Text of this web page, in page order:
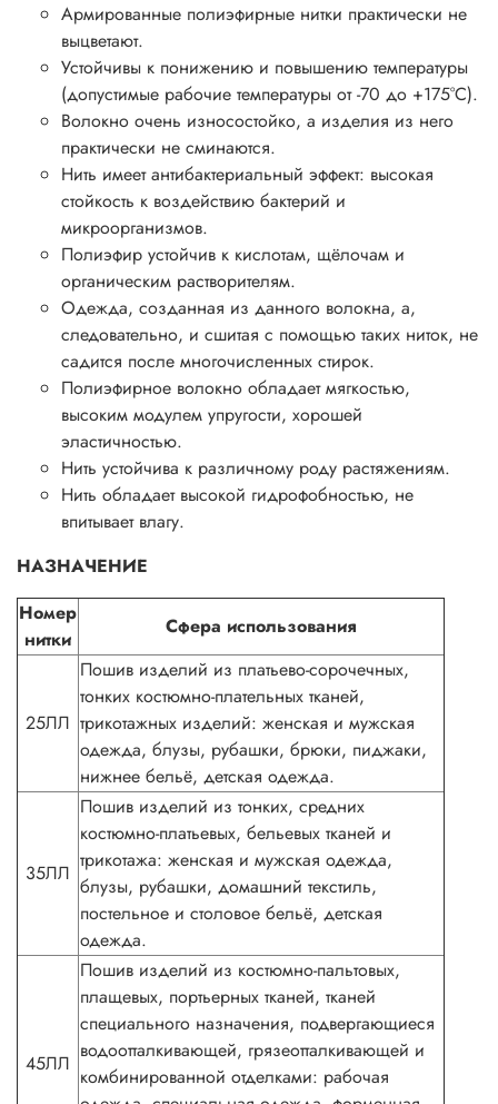
Армированные полиэфирные нитки практически не
выцветают.
Устойчивы к понижению и повышению температуры
(допустимые рабочие температуры от -70 до +175°С).
Волокно очень износостойко, а изделия из него
практически не сминаются.
Нить имеет антибактериальный эффект: высокая
стойкость к воздействию бактерий и
микроорганизмов.
Полиэфир устойчив к кислотам, щёлочам и
органическим растворителям.
Одежда, созданная из данного волокна, а,
следовательно, и сшитая с помощью таких ниток, не
садится после многочисленных стирок.
Полиэфирное волокно обладает мягкостью,
высоким модулем упругости, хорошей
эластичностью.
Нить устойчива к различному роду растяжениям.
Нить обладает высокой гидрофобностью, не
впитывает влагу.
НАЗНАЧЕНИЕ
Номер
нитки
Сфера использования
25ЛЛ
Пошив изделий из платьево-сорочечных,
тонких костюмно-плательных тканей,
трикотажных изделий: женская и мужская
одежда, блузы, рубашки, брюки, пиджаки,
нижнее бельё, детская одежда.
35ЛЛ
Пошив изделий из тонких, средних
костюмно-платьевых, бельевых тканей и
трикотажа: женская и мужская одежда,
блузы, рубашки, домашний текстиль,
постельное и столовое бельё, детская
одежда.
45ЛЛ
Пошив изделий из костюмно-пальтовых,
плащевых, портьерных тканей, тканей
специального назначения, подвергающиеся
водоотталкивающей, грязеотталкивающей и
комбинированной отделками: рабочая